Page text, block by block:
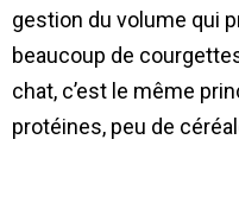
gestion du volume qui
beaucoup de
chat, c’est le même
protéines, peu de